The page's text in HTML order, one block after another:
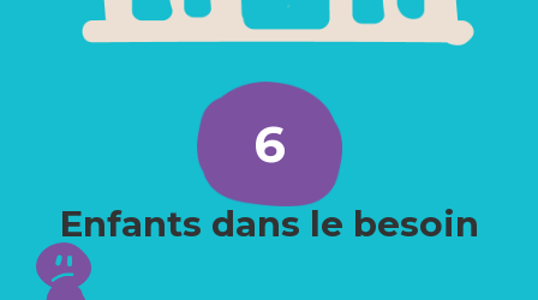
6
Enfants dans le besoin